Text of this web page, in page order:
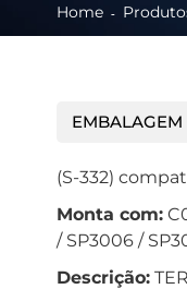
Home
EMBALAGEM
(S-332)
Monta com:
/ SP3006 /
Descrição: